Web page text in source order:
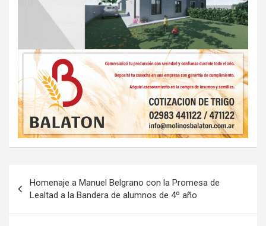
de
entradas
Homenaje a Manuel Belgrano con la Promesa de
Lealtad a la Bandera de alumnos de 4º año